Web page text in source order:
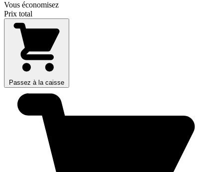
Vous économisez
Prix total
Passez à la caisse